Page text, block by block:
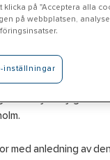
är ett lokalt
har sedan tidigare
oss nya möjligheter
med anledning av
klicka på "Acceptera alla
på webbplatsen,
inställningar